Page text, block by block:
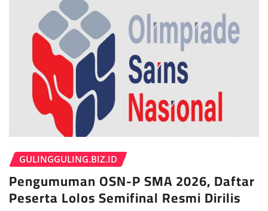
GULINGGULING.BIZ.ID
Pengumuman OSN-P SMA 2026, Daftar
Peserta Lolos Semifinal Resmi Dirilis